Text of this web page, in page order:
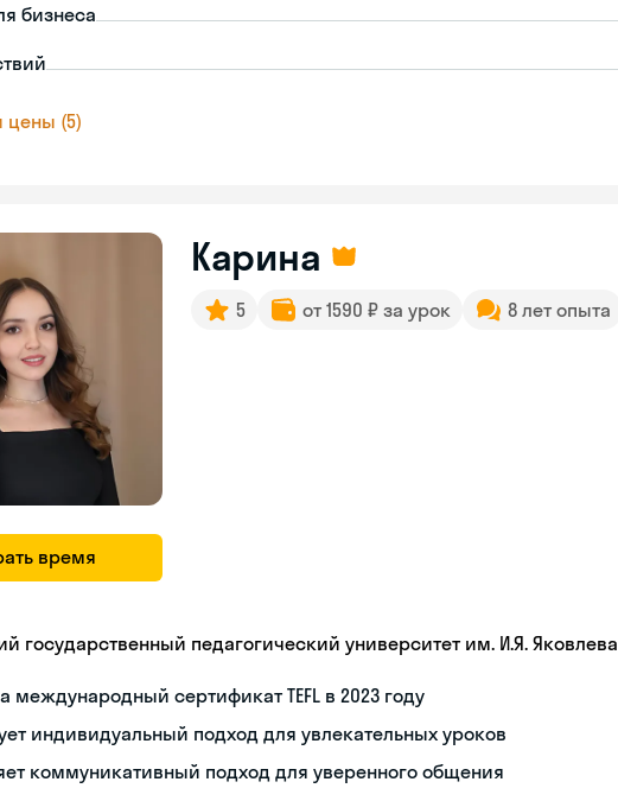
бизнеса
цены (5)
время
Карина
5 от 1590 ₽ за урок 8 лет опыта
государственный педагогический университет им. И.Я. Яковлева
международный сертификат TEFL в 2023 году
индивидуальный подход для увлекательных уроков
коммуникативный подход для уверенного общения